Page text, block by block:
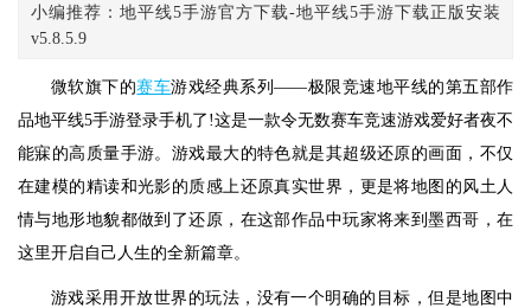
小编推荐：地平线5手游官方下载-地平线5手游下载正版安装
v5.8.5.9
微软旗下的赛车游戏经典系列——极限竞速地平线的第五部作
品地平线5手游登录手机了!这是一款令无数赛车竞速游戏爱好者夜不
能寐的高质量手游。游戏最大的特色就是其超级还原的画面，不仅
在建模的精读和光影的质感上还原真实世界，更是将地图的风土人
情与地形地貌都做到了还原，在这部作品中玩家将来到墨西哥，在
这里开启自己人生的全新篇章。
游戏采用开放世界的玩法，没有一个明确的目标，但是地图中